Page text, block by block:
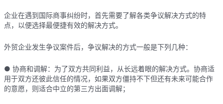
企业在遇到国际商事纠纷时，首先需要了解各类争议解决方式的特
点，以便选择最便捷有效的解决方式。
外贸企业发生争议案件后，争议解决的方式一般是下列几种：
● 协商和调解：为了双方共同利益，从长远着眼的解决方式。协商适
用于双方还彼此信任的情况，如果双方僵持不下但还有未来可能合作
的意愿，则适合中立的第三方出面调解；